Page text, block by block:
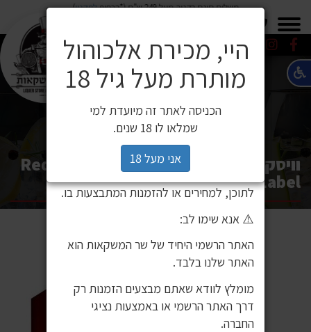
משלוח חינם בקניה מעל 249 ש"ח (*בכפוף לתקנון)
וויסקי ג'וני ווקר רד לייבל 700 מ"ל / Red
Label
⚠️ הודעה חשובה ללקוחותינו
לאחרונה זיהינו כי גורם חיצוני העתיק את
בהם שימוש ללא אישור. מדובר באתר שאינו
שייך לחברת שר המשקאות, ואיננו אחראים
לתוכן, למחירים או להזמנות המתבצעות בו.
⚠️ אנא שימו לב:
האתר הרשמי היחיד של שר המשקאות הוא
האתר שלנו בלבד.
מומלץ לוודא שאתם מבצעים הזמנות רק
דרך האתר הרשמי או באמצעות נציגי
החברה.
היי, מכירת אלכוהול
מותרת מעל גיל 18
הכניסה לאתר זה מיועדת למי
שמלאו לו 18 שנים.
אני מעל 18